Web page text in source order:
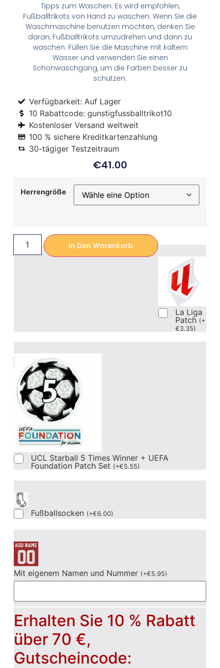
Tipps zum Waschen: Es wird empfohlen,
Fußballtrikots von Hand zu waschen. Wenn Sie die
Waschmaschine benutzen möchten, denken Sie
daran, Fußballtrikots umzudrehen und dann zu
waschen. Füllen Sie die Maschine mit kaltem
Wasser und verwenden Sie einen
Schonwaschgang, um die Farben besser zu
schützen.
Verfügbarkeit: Auf Lager
10 Rabattcode: gunstigfussballtrikot10
Kostenloser Versand weltweit
100 % sichere Kreditkartenzahlung
30-tägiger Testzeitraum
€41.00
Herrengröße
In Den Warenkorb
La Liga
Patch (+
€3.35)
UCL Starball 5 Times Winner + UEFA
Foundation Patch Set (+€5.55)
Fußballsocken (+€6.00)
Mit eigenem Namen und Nummer (+€5.95)
Erhalten Sie 10 % Rabatt
über 70 €,
Gutscheincode: